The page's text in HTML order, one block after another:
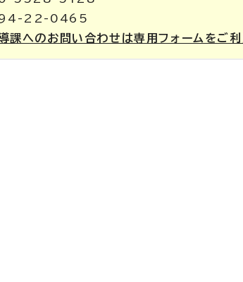
22-0465
課へのお問い合わせは専用フォームをご利